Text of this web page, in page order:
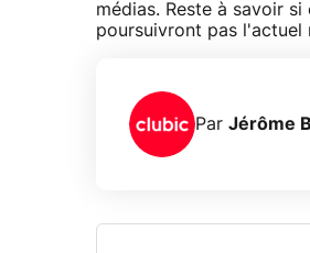
médias. Reste à savoir
poursuivront pas l'actuel
Par Jérôme